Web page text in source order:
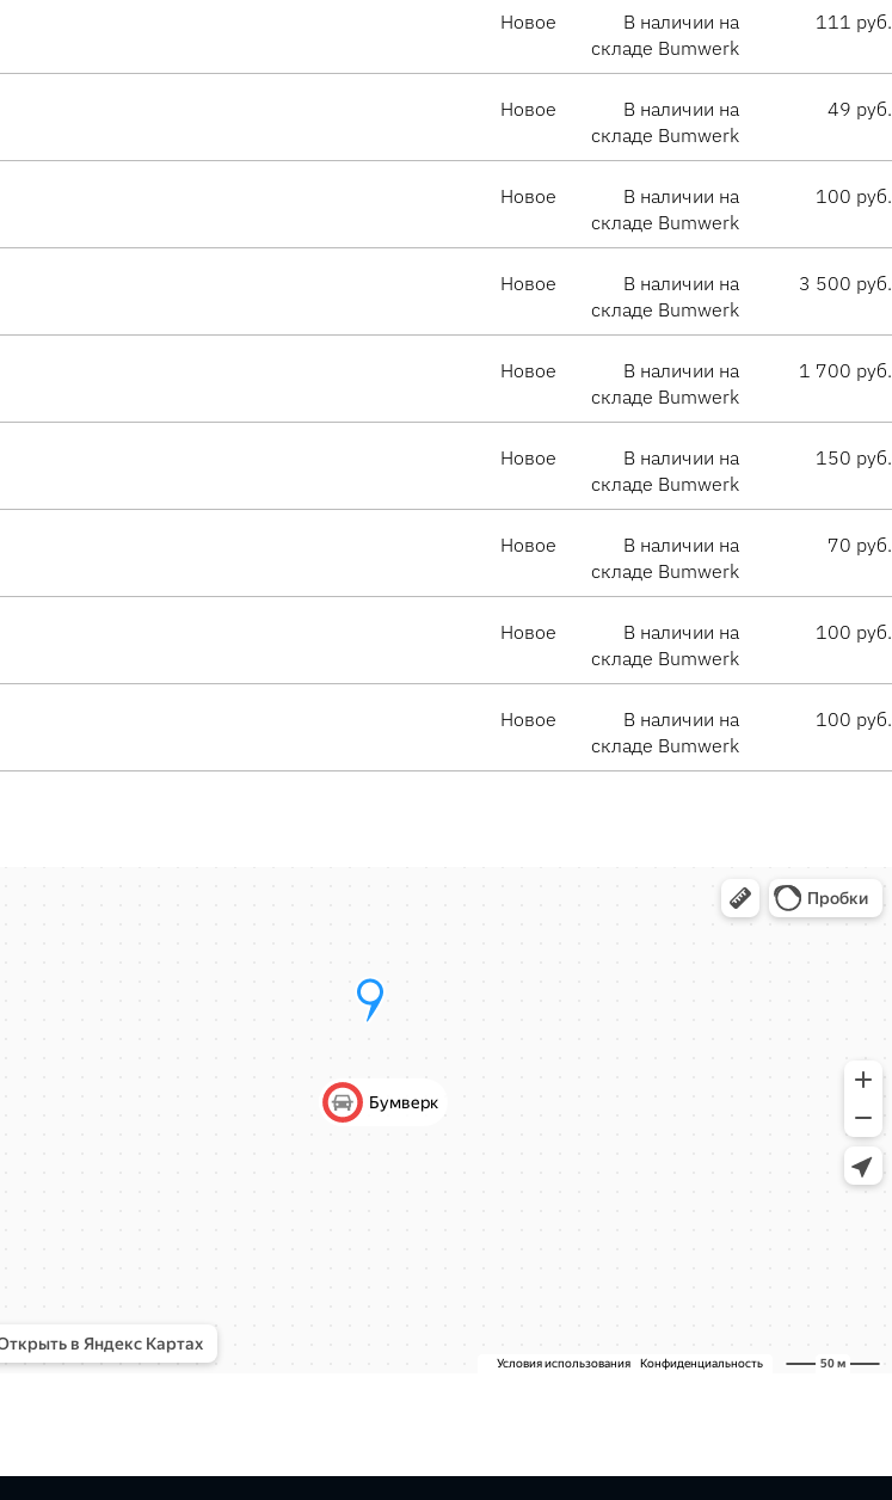
Новое
В наличии на
складе Bumwerk
111 руб.
Новое
В наличии на
складе Bumwerk
49 руб.
Новое
В наличии на
складе Bumwerk
100 руб.
Новое
В наличии на
складе Bumwerk
3 500 руб.
Новое
В наличии на
складе Bumwerk
1 700 руб.
Новое
В наличии на
складе Bumwerk
150 руб.
Новое
В наличии на
складе Bumwerk
70 руб.
Новое
В наличии на
складе Bumwerk
100 руб.
Новое
В наличии на
складе Bumwerk
100 руб.